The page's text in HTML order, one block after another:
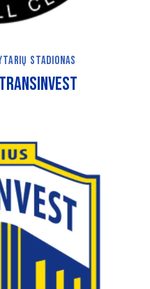
STADIONAS